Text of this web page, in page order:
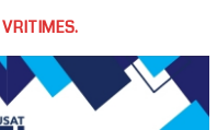
VRITIMES.